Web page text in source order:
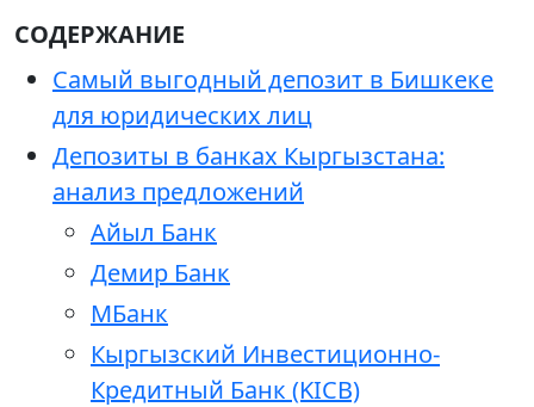
СОДЕРЖАНИЕ
Самый выгодный депозит в Бишкеке
для юридических лиц
Депозиты в банках Кыргызстана:
анализ предложений
Айыл Банк
Демир Банк
МБанк
Кыргызский Инвестиционно-
Кредитный Банк (KICB)